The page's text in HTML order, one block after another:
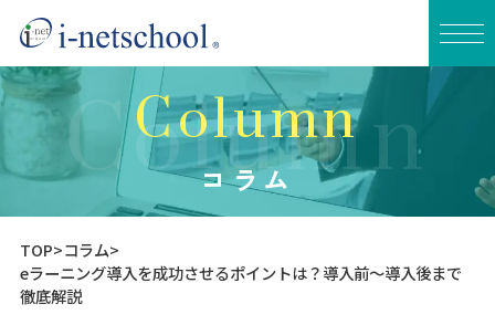
i-netschoolについて
サービス紹介
eラーニングシステム
eラーニングコース
Column
Column
コラム
TOP コラム
eラーニング導入を成功させるポイントは？導入前～導入後まで
徹底解説